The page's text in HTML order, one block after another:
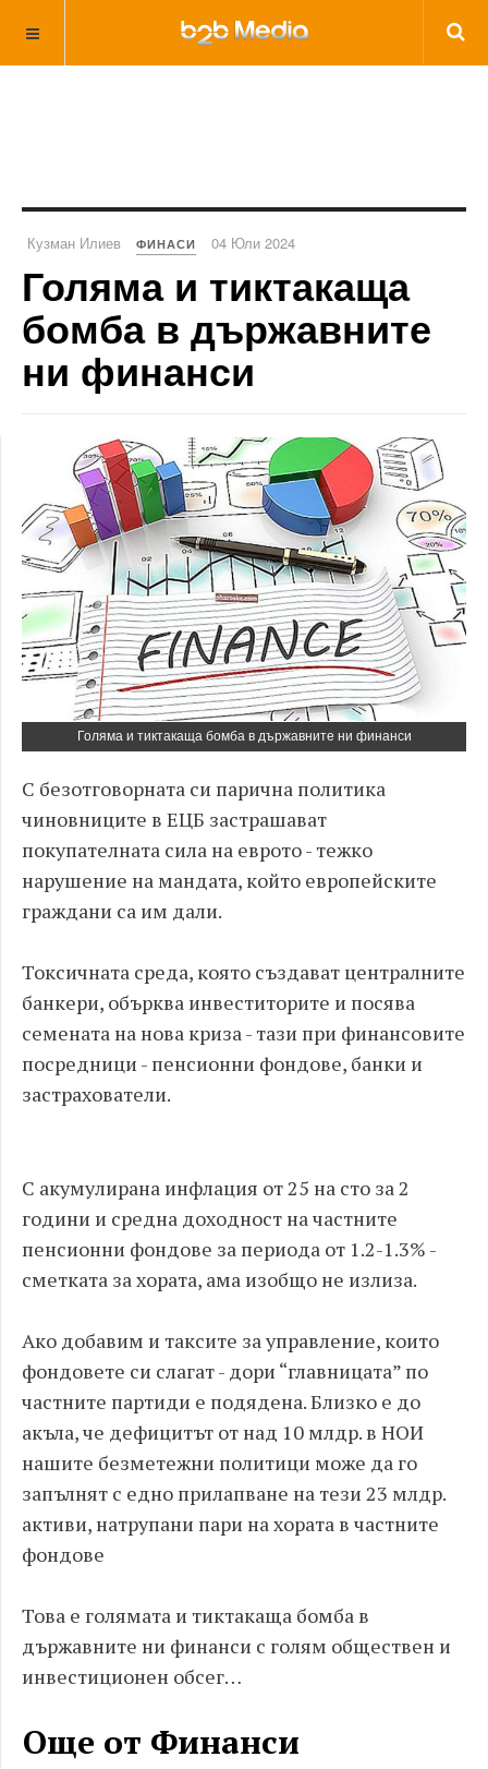
Кузман Илиев ФИНАСИ 04 Юли 2024
Голяма и тиктакаща
бомба в държавните
ни финанси
Голяма и тиктакаща бомба в държавните ни финанси
С безотговорната си парична политика
чиновниците в ЕЦБ застрашават
покупателната сила на еврото - тежко
нарушение на мандата, който европейските
граждани са им дали.
Токсичната среда, която създават централните
банкери, обърква инвеститорите и посява
семената на нова криза - тази при финансовите
посредници - пенсионни фондове, банки и
застрахователи.
С акумулирана инфлация от 25 на сто за 2
години и средна доходност на частните
пенсионни фондове за периода от 1.2-1.3% -
сметката за хората, ама изобщо не излиза.
Ако добавим и таксите за управление, които
фондовете си слагат - дори “главницата” по
частните партиди е подядена. Близко е до
акъла, че дефицитът от над 10 млдр. в НОИ
нашите безметежни политици може да го
запълнят с едно прилапване на тези 23 млдр.
активи, натрупани пари на хората в частните
фондове
Това е голямата и тиктакаща бомба в
държавните ни финанси с голям обществен и
инвестиционен обсег…
Още от Финанси